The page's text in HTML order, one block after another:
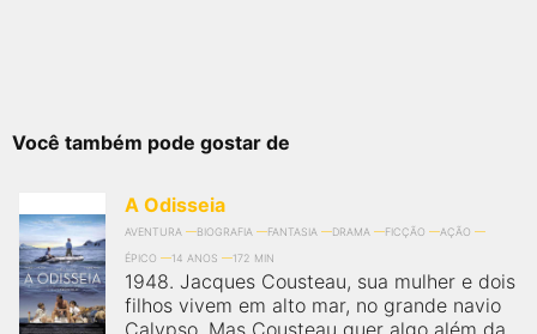
Você também pode gostar de
A Odisseia
AVENTURA BIOGRAFIA FANTASIA DRAMA FICÇÃO
AÇÃO
ÉPICO
14 ANOS 172 MIN
1948. Jacques Cousteau, sua mulher e dois
filhos vivem em alto mar, no grande navio
Calypso. Mas Cousteau quer algo além da